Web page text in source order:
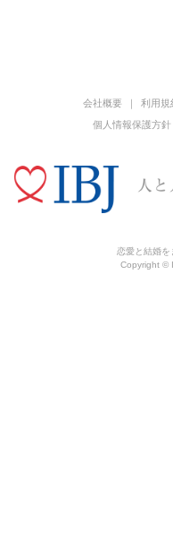
会社概要 利用規
個人情報保護方針
恋愛と結婚を
Copyright ©